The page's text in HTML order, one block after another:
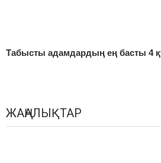
Табысты адамдардың ең басты 4
ЖАҢАЛЫҚТАР